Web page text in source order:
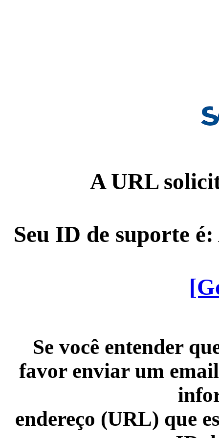
A URL
Seu ID de suporte
Se você entender
favor enviar um
endereço (URL) que